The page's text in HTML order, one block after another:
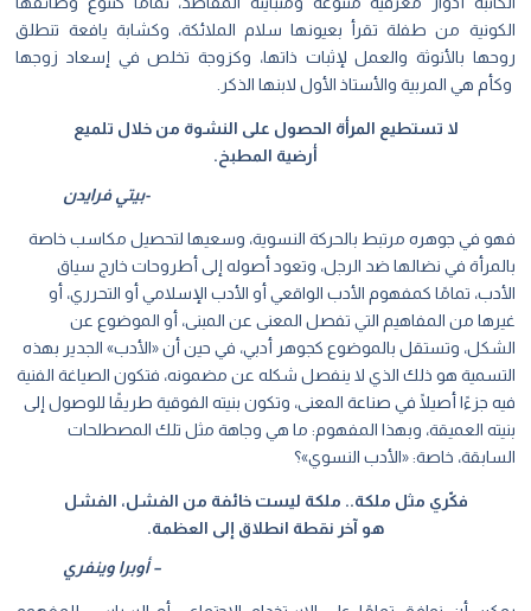
الكونية من طفلة تقرأ بعيونها سلام الملائكة، وكشابة يافعة تنطلق
روحها بالأنوثة والعمل لإثبات ذاتها، وكزوجة تخلص في إسعاد زوجها
وكأم هي المربية والأستاذ الأول لابنها الذكر.
لا تستطيع المرأة الحصول على النشوة من خلال تلميع
أرضية المطبخ.
-بيتي فرايدن
فهو في جوهره مرتبط بالحركة النسوية، وسعيها لتحصيل مكاسب خاصة
بالمرأة في نضالها ضد الرجل، وتعود أصوله إلى أطروحات خارج سياق
الأدب، تمامًا كمفهوم الأدب الواقعي أو الأدب الإسلامي أو التحرري، أو
غيرها من المفاهيم التي تفصل المعنى عن المبنى، أو الموضوع عن
الشكل، وتستقل بالموضوع كجوهر أدبي، في حين أن «الأدب» الجدير بهذه
التسمية هو ذلك الذي لا ينفصل شكله عن مضمونه، فتكون الصياغة الفنية
فيه جزءًا أصيلًا في صناعة المعنى، وتكون بنيته الفوقية طريقًا للوصول إلى
بنيته العميقة، وبهذا المفهوم: ما هي وجاهة مثل تلك المصطلحات
السابقة، خاصة: «الأدب النسوي»؟
فكّري مثل ملكة.. ملكة ليست خائفة من الفشل، الفشل
هو آخر نقطة انطلاق إلى العظمة.
– أوبرا وينفري